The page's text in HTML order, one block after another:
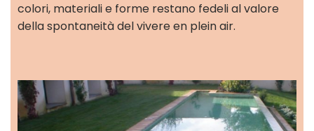
colori, materiali e forme restano fedeli al valore
della spontaneità del vivere en plein air.